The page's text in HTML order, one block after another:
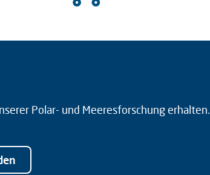
Polar- und Meeresforschung erhalten.